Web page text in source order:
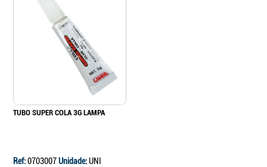
TUBO SUPER COLA 3G LAMPA
Ref:0703007Unidade:UNI